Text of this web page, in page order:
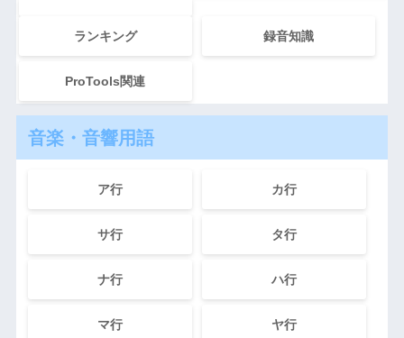
ランキング 録音知識
ProTools関連
音楽・音響用語
ア行 カ行
サ行 タ行
ナ行 ハ行
マ行 ヤ行